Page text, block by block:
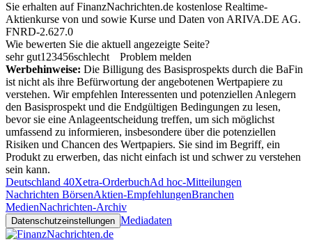
Sie erhalten auf FinanzNachrichten.de kostenlose Realtime-
Aktienkurse von und sowie Kurse und Daten von ARIVA.DE AG.
FNRD-2.627.0
Wie bewerten Sie die aktuell angezeigte Seite?
sehr gut1 23456schlecht
Problem melden
Werbehinweise: Die Billigung des Basisprospekts durch die BaFin
ist nicht als ihre Befürwortung der angebotenen Wertpapiere zu
verstehen. Wir empfehlen Interessenten und potenziellen Anlegern
den Basisprospekt und die Endgültigen Bedingungen zu lesen,
bevor sie eine Anlageentscheidung treffen, um sich möglichst
umfassend zu informieren, insbesondere über die potenziellen
Risiken und Chancen des Wertpapiers. Sie sind im Begriff, ein
Produkt zu erwerben, das nicht einfach ist und schwer zu verstehen
sein kann.
Deutschland 40Xetra-OrderbuchAd hoc-Mitteilungen
Nachrichten BörsenAktien-EmpfehlungenBranchen
MedienNachrichten-Archiv
Datenschutzeinstellungen Mediadaten